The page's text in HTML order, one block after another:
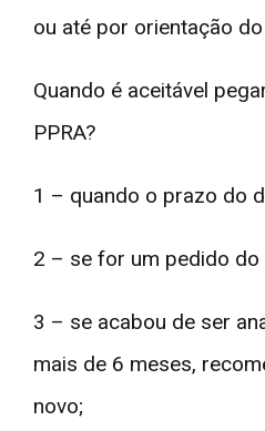
ou até por orientação
Quando é aceitável
PPRA?
1 – quando o prazo do
2 – se for um pedido do
3 – se acabou de ser
mais de 6 meses,
novo;